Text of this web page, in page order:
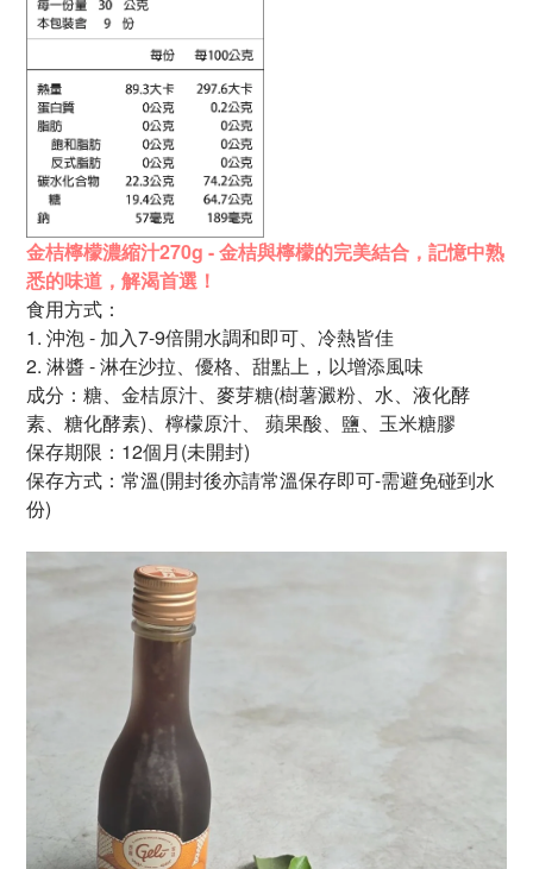
金桔檸檬濃縮汁270g - 金桔與檸檬的完美結合， 記憶中熟
悉的味道， 解渴首選！
食用方式：
1. 沖泡 - 加入7-9倍開水調和即可、冷熱皆佳
2. 淋醬 - 淋在沙拉、優格、甜點上，以增添風味
成分： 糖、 金桔原汁、麥芽糖(樹薯澱粉、水、液化酵
素、 糖化酵素)、檸檬原汁、 蘋果酸、 鹽、 玉米糖膠
保存期限：12個月(未開封)
保存方式：常溫(開封後亦請常溫保存即可-需避免碰到水
份)